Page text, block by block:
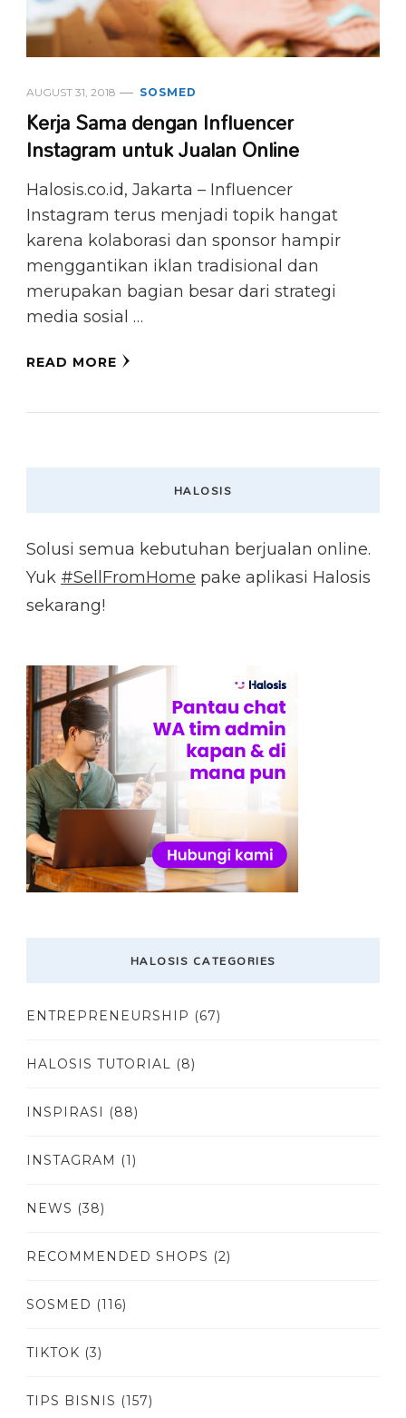
AUGUST 31, 2018 SOSMED
Kerja Sama dengan Influencer
Instagram untuk Jualan Online
Halosis.co.id, Jakarta – Influencer
Instagram terus menjadi topik hangat
karena kolaborasi dan sponsor hampir
menggantikan iklan tradisional dan
merupakan bagian besar dari strategi
media sosial …
READ MORE
HALOSIS
Solusi semua kebutuhan berjualan online.
Yuk #SellFromHome pake aplikasi Halosis
sekarang!
HALOSIS CATEGORIES
ENTREPRENEURSHIP (67)
HALOSIS TUTORIAL (8)
INSPIRASI (88)
INSTAGRAM (1)
NEWS (38)
RECOMMENDED SHOPS (2)
SOSMED (116)
TIKTOK (3)
TIPS BISNIS (157)